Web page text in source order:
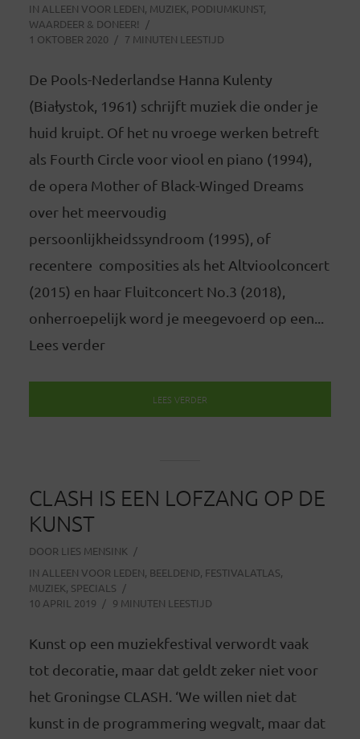
IN ALLEEN VOOR LEDEN, MUZIEK, PODIUMKUNST,
WAARDEER & DONEER!
1 OKTOBER 2020
7 MINUTEN LEESTIJD
De Pools-Nederlandse Hanna Kulenty
(Białystok, 1961) schrijft muziek die onder je
huid kruipt. Of het nu vroege werken betreft
als Fourth Circle voor viool en piano (1994),
de opera Mother of Black-Winged Dreams
over het meervoudig
persoonlijkheidssyndroom (1995), of
recentere composities als het Altvioolconcert
(2015) en haar Fluitconcert No.3 (2018),
onherroepelijk word je meegevoerd op een...
Lees verder
LEES VERDER
CLASH IS EEN LOFZANG OP DE
KUNST
DOOR LIES MENSINK
IN ALLEEN VOOR LEDEN, BEELDEND, FESTIVALATLAS,
MUZIEK, SPECIALS
10 APRIL 2019
9 MINUTEN LEESTIJD
Kunst op een muziekfestival verwordt vaak
tot decoratie, maar dat geldt zeker niet voor
het Groningse CLASH. ‘We willen niet dat
kunst in de programmering wegvalt, maar dat